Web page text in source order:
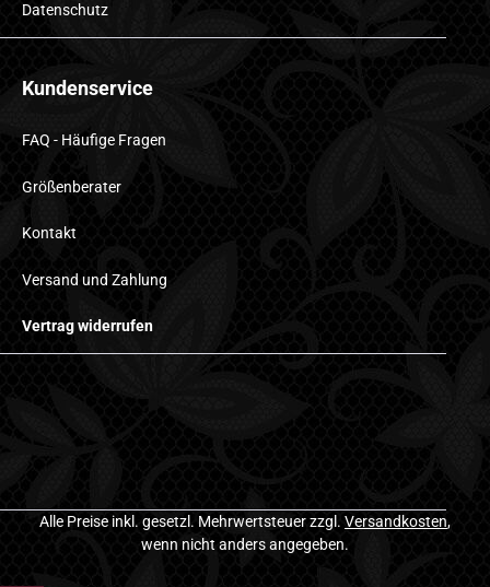
Datenschutz
Kundenservice
FAQ - Häufige Fragen
Größenberater
Kontakt
Versand und Zahlung
Vertrag widerrufen
Alle Preise inkl. gesetzl. Mehrwertsteuer zzgl. Versandkosten,
wenn nicht anders angegeben.